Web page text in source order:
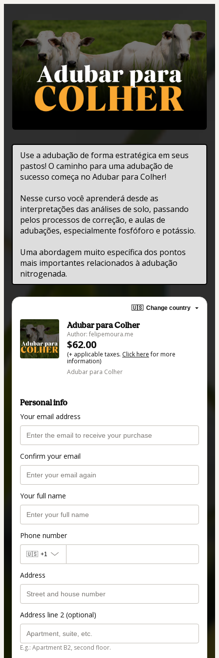
Use a adubação de forma estratégica em seus
pastos! O caminho para uma adubação de
sucesso começa no Adubar para Colher!
Nesse curso você aprenderá desde as
interpretações das análises de solo, passando
pelos processos de correção, e aulas de
adubações, especialmente fosfóforo e potássio.
Uma abordagem muito específica dos pontos
mais importantes relacionados à adubação
nitrogenada.
🇺🇸 Change country
Adubar para Colher
Author: felipemoura.me
$62.00
(+ applicable taxes. Click herefor more
information)
Adubar para Colher
Personal info
Your email address
Confirm your email
Your full name
Phone number
🇺🇸 +1
Address
Address line 2 (optional)
E.g.: Apartment B2, second floor.